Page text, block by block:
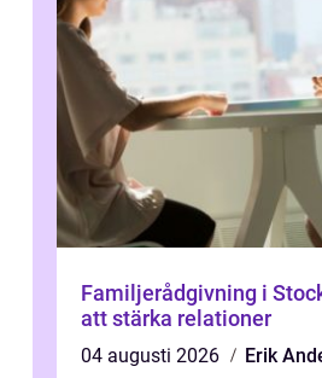
Familjerådgivning i
att stärka relationer
04 augusti 2026
Erik